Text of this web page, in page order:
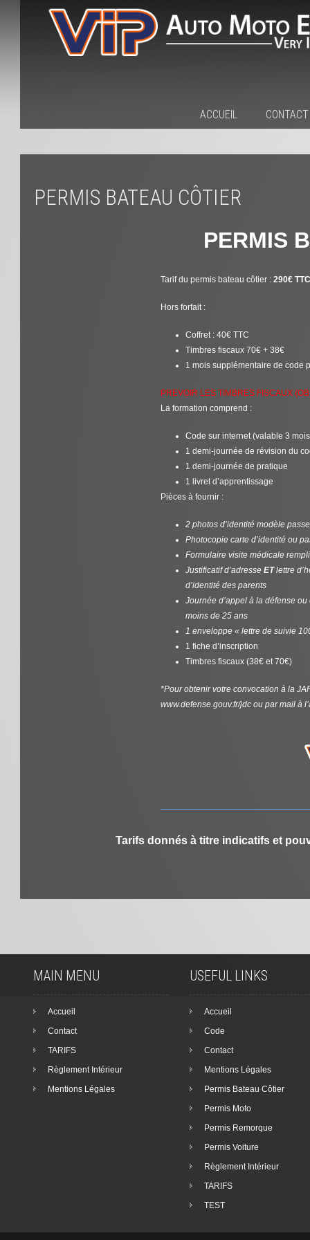
ACCUEIL CONTACT
PERMIS BATEAU CÔTIER
PERMIS
Tarif du permis bateau côtier : 290€ TTC
Hors forfait :
Coffret : 40€ TTC
Timbres fiscaux 70€ + 38€
1 mois supplémentaire de code
PREVOIR LES TIMBRES FISCAUX
La formation comprend :
Code sur internet (valable 3
1 demi-journée de révision du
1 demi-journée de pratique
1 livret d’apprentissage
Pièces à fournir :
2 photos d’identité modèle
Photocopie carte d’identité ou
Formulaire visite médicale
Justificatif d’adresse ETlettre
d’identité des parents
Journée d’appel à la défense
moins de 25 ans
1 enveloppe « lettre de suivie
1 fiche d’inscription
Timbres fiscaux (38€ et 70€)
*Pour obtenir votre convocation à la
www.defense.gouv.fr/jdc ou par mail à
Tarifs donnés à titre indicatifs et
MAIN MENU
Accueil
Contact
TARIFS
Règlement Intérieur
Mentions Légales
USEFUL LINKS
Accueil
Code
Contact
Mentions Légales
Permis Bateau Côtier
Permis Moto
Permis Remorque
Permis Voiture
Règlement Intérieur
TARIFS
TEST